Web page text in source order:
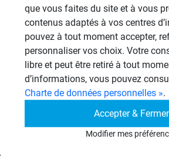
Autres
949 Sujets
Autres questions
CL
panneaux sous receveur
que vous faites du site et à vous
contenus adaptés à vos centres
pouvez à tout moment accepter,
personnaliser vos choix. Votre
libre et peut être retiré à tout
d’informations, vous pouvez
Charte de données personnelles ».
Accepter & Fermer
Modifier mes